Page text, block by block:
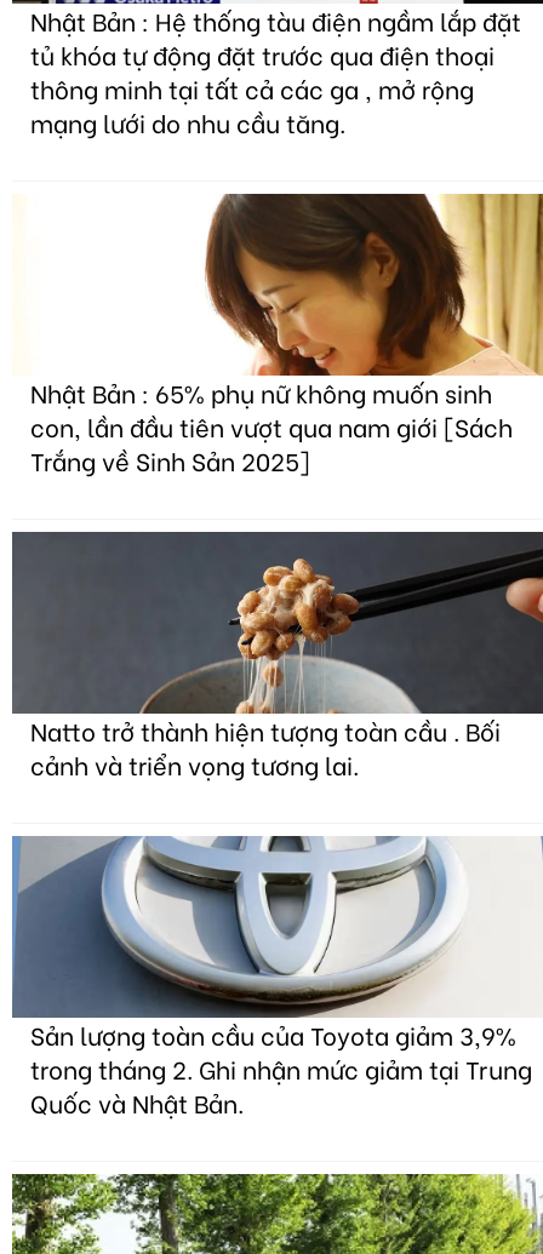
Nhật Bản : Hệ thống tàu điện ngầm lắp đặt
tủ khóa tự động đặt trước qua điện thoại
thông minh tại tất cả các ga , mở rộng
mạng lưới do nhu cầu tăng.
Nhật Bản : 65% phụ nữ không muốn sinh
con, lần đầu tiên vượt qua nam giới [Sách
Trắng về Sinh Sản 2025]
Natto trở thành hiện tượng toàn cầu . Bối
cảnh và triển vọng tương lai.
Sản lượng toàn cầu của Toyota giảm 3,9%
trong tháng 2. Ghi nhận mức giảm tại Trung
Quốc và Nhật Bản.